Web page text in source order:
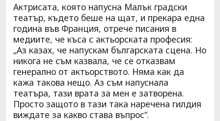
Актрисата, която напусна Малък градски
театър, където беше на щат, и прекара една
година във Франция, отрече писания в
медиите, че къса с актьорската професия:
„Аз казах, че напускам българската сцена. Но
никога не съм казвала, че се отказвам
генерално от актьорството. Няма как да
кажа такова нещо. Аз съм напуснала
театъра, тази врата за мен е затворена.
Просто защото в тази така наречена гилдия
виждате за какво става въпрос“.